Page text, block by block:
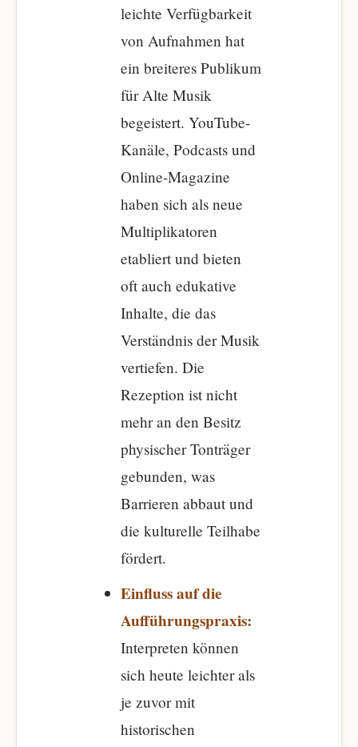
leichte Verfügbarkeit
von Aufnahmen hat
ein breiteres Publikum
für Alte Musik
begeistert. YouTube-
Kanäle, Podcasts und
Online-Magazine
haben sich als neue
Multiplikatoren
etabliert und bieten
oft auch edukative
Inhalte, die das
Verständnis der Musik
vertiefen. Die
Rezeption ist nicht
mehr an den Besitz
physischer Tonträger
gebunden, was
Barrieren abbaut und
die kulturelle Teilhabe
fördert.
Einfluss auf die
Aufführungspraxis:
Interpreten können
sich heute leichter als
je zuvor mit
historischen